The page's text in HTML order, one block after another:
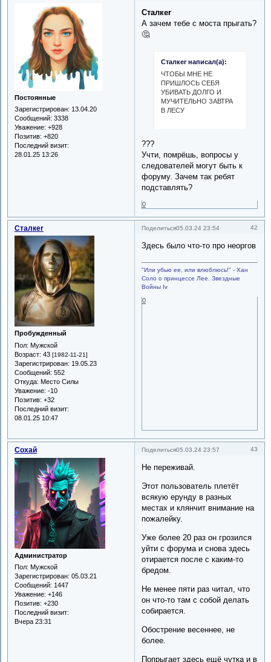
Постоянные
Зарегистрирован: 13.04.20
Сообщений: 3338
Уважение: +928
Позитив: +820
Последний визит:
28.01.25 13:26
Сталкеr
А зачем тебе с моста прыгать?
🤔
Сталкеr написал(а):
ЧТОБЫ МНЕ НЕ
ПРИШЛОСЬ СЕБЯ
УБИВАТЬ ДОЛГО И
МУЧИТЕЛЬНО ЗАВТРА
В ЛЕСУ
???
Учти, помрёшь, вопросы у
следователей могут быть к
форуму. Зачем так ребят
подставлять?
0
Поделиться 42
05.03.24 23:54
Сталкеr
Пробужденный
Пол: Мужской
Возраст: 43 [1982-11-21]
Зарегистрирован: 19.05.23
Сообщений: 552
Откуда: Место Силы
Уважение: -10
Позитив: +32
Последний визит:
08.01.25 10:47
Здесь было что-то про неоргов
"Или убью ее, или влюблюсь!" - Хан
Соло о принцессе Лее. Звездные
Войны Iv
0
Поделиться 43
05.03.24 23:57
Сохай
Администратор
Пол: Мужской
Зарегистрирован: 05.03.21
Сообщений: 1447
Уважение: +146
Позитив: +230
Последний визит:
Вчера 23:31
Не переживай.
Этот пользователь плетёт
всякую ерунду в разных
местах и клянчит внимание на
пожалейку.
Уже более 20 раз он грозился
уйти с форума и снова здесь
отирается после с каким-то
бредом.
Не менее пяти раз читал, что
он что-то там с собой делать
собирается.
Обострение весеннее, не
более.
Попрыгает здесь ещё чутка и в